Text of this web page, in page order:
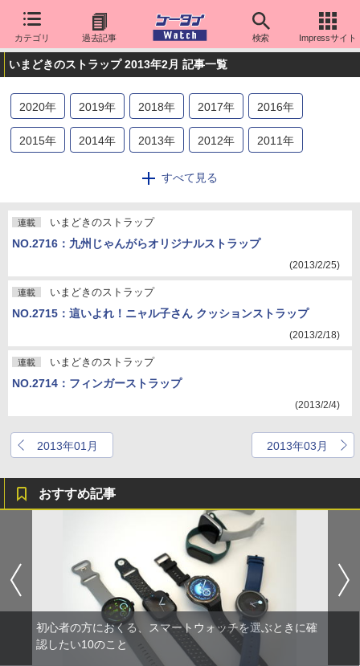
カテゴリ 過去記事 検索 Impressサイト
いまどきのストラップ 2013年2月 記事一覧
2020年 2019年 2018年 2017年 2016年
2015年 2014年 2013年 2012年 2011年
2008年 2007
2000年
すべて見る
連載 いまどきのストラップ
NO.2716：九州じゃんがらオリジナルストラップ
(2013/2/25)
連載 いまどきのストラップ
NO.2715：這いよれ！ニャル子さん クッションストラップ
(2013/2/18)
連載 いまどきのストラップ
NO.2714：フィンガーストラップ
(2013/2/4)
2013年01月 2013年03月
おすすめ記事
初心者の方におくる、スマートウォッチを選ぶときに確
認したい10のこと